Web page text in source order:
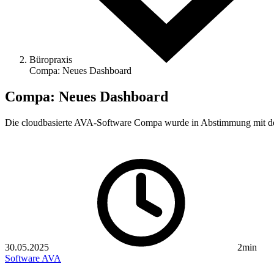
Büropraxis
Compa: Neues Dashboard
Compa: Neues Dashboard
Die cloudbasierte AVA-Software Compa wurde in Abstimmung mit
30.05.2025
2min
Software AVA